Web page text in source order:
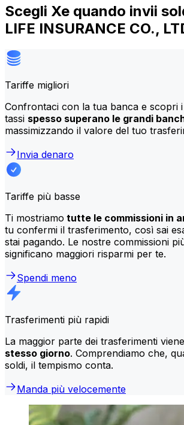
Scegli Xe quando invii
LIFE INSURANCE CO.,
Tariffe migliori
Confrontaci con la tua banca e scopri
tassi spesso superano le grandi
massimizzando il valore del tuo
Invia denaro
Tariffe più basse
Ti mostriamo tutte le commissioni in
tu confermi il trasferimento, così sai
stai pagando. Le nostre commissioni
significano maggiori risparmi per te.
Spendi meno
Trasferimenti più rapidi
La maggior parte dei trasferimenti viene
stesso giorno. Comprendiamo che,
soldi, il tempismo conta.
Manda più velocemente